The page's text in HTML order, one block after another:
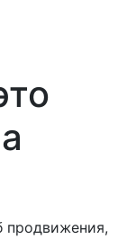
продвижения,